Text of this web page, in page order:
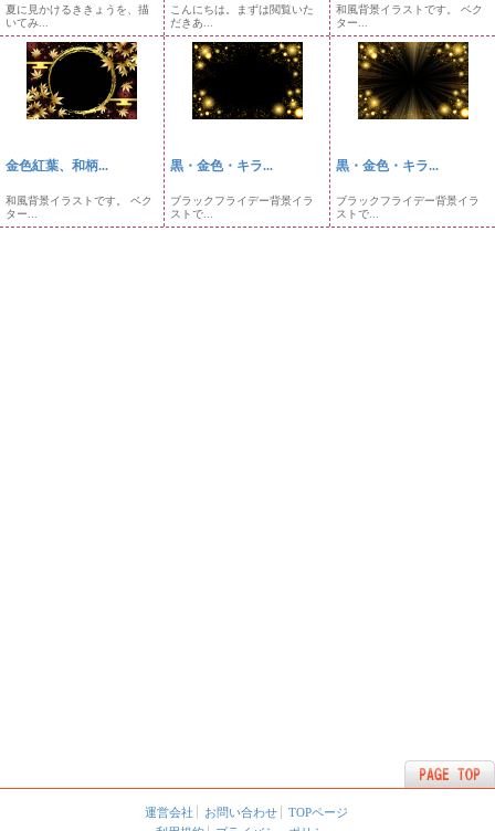
夏に見かけるききょうを、描
いてみ...
こんにちは。まずは閲覧いた
だきあ...
和風背景イラストです。 ベク
ター...
金色紅葉、和柄...
和風背景イラストです。 ベク
ター...
黒・金色・キラ...
ブラックフライデー背景イラ
ストで...
黒・金色・キラ...
ブラックフライデー背景イラ
ストで...
運営会社 お問い合わせ
TOPページ